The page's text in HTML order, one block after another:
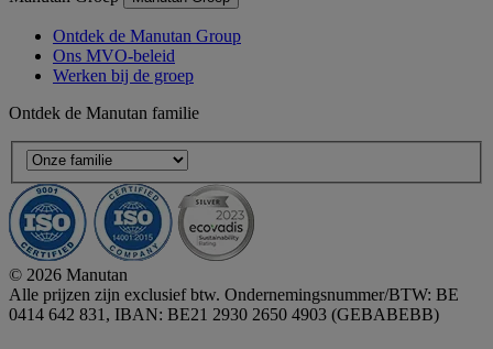
Ontdek de Manutan Group
Ons MVO-beleid
Werken bij de groep
Ontdek de Manutan familie
© 2026 Manutan
Alle prijzen zijn exclusief btw. Ondernemingsnummer/BTW: BE
0414 642 831, IBAN: BE21 2930 2650 4903 (GEBABEBB)